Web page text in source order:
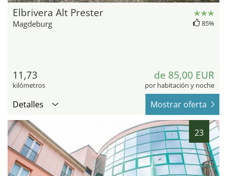
Elbrivera Alt Prester
Magdeburg 85%
11,73
kilómetros
de 85,00 EUR
por habitación y noche
Detalles Mostrar oferta
23